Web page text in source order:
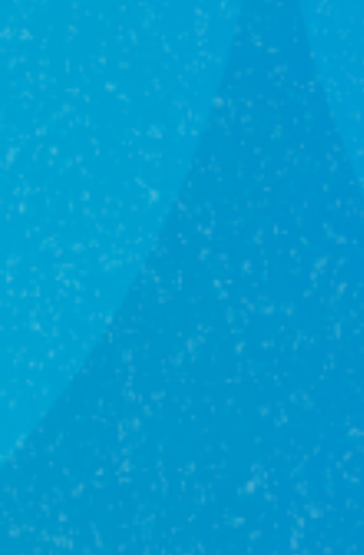
Траншевая ипотека
При такой схеме кредит выдается
платежи начисляются только на
Например, первый транш – 100
проценты в таком случае будут
только с него. Это удобно, если вы
жилье во время строительства
или откладываете деньги на
действуют предложения с
на первом этапе и
20,1%.
Рассрочка от застройщика
Большинство застройщиков
рассрочку без участия банка.
подбирается индивидуально, а
нулевые. Это выгодно тем, кто
рождения ребенка или имеет
доход. В дальнейшем, при